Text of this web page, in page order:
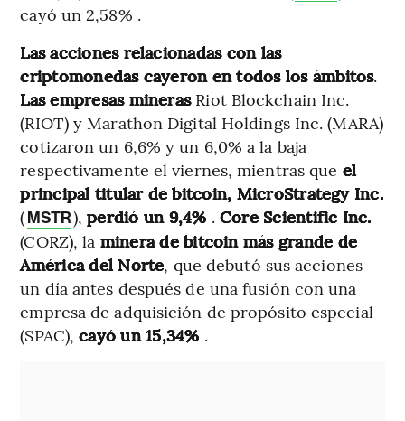
cayó un 2,58% .
Las acciones relacionadas con las
criptomonedas cayeron en todos los ámbitos.
Las empresas minerasRiot Blockchain Inc.
(RIOT) y Marathon Digital Holdings Inc. (MARA)
cotizaron un 6,6% y un 6,0% a la baja
respectivamente el viernes, mientras que el
principal titular de bitcoin, MicroStrategy Inc.
(MSTR),perdió un 9,4% . Core Scientific Inc.
(CORZ), la minera de bitcoin más grande de
América del Norte, que debutó sus acciones
un día antes después de una fusión con una
empresa de adquisición de propósito especial
(SPAC),cayó un 15,34% .